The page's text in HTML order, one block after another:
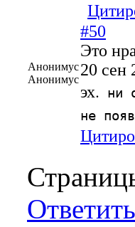
Анонимус
Анонимус
#50
Это
20 сен
эх. ни
не
Ответить